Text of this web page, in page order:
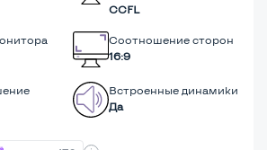
CCFL
Соотношение сторон
16:9
Встроенные динамики
Да